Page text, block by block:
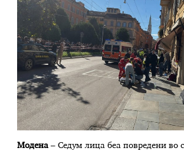
Mодена – Седум лица беа повредени во